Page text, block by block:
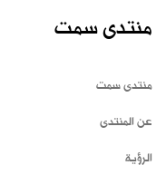
منتدى سمت
منتدى سمت
عن المنتدى
الرؤية